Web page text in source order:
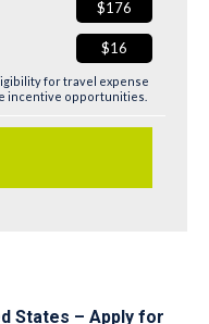
$176
$16
for travel expense
incentive opportunities.
States – Apply for